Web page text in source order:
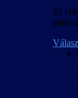
És
Válasz